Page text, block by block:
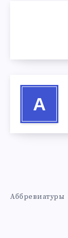
А
Аббревиатуры